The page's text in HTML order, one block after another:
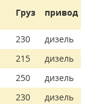
Груз привод
230
дизель
215
дизель
250
дизель
230
дизель